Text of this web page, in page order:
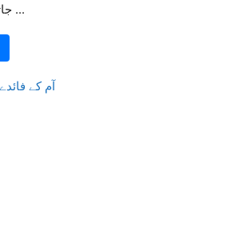
جاتا ہے۔ اس کے ...